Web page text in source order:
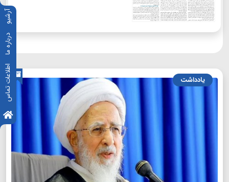
آرشیو
درباره ما
اطلاعات تماس یادداشت